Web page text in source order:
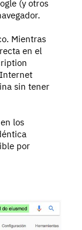
(y otros
Mientras
en el
sin tener
los
por